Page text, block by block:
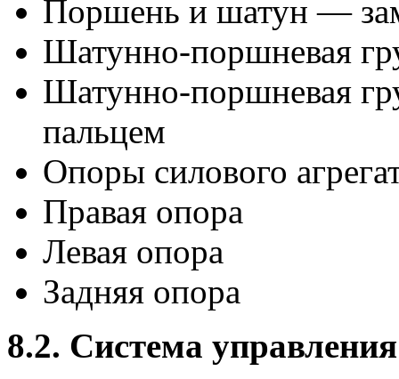
Поршень и шатун —
Шатунно-поршневая
Шатунно-поршневая
пальцем
Опоры силового
Правая опора
Левая опора
Задняя опора
8.2. Система